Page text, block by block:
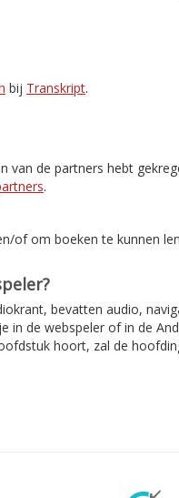
bij Transkript.
van de partners hebt
.
of om boeken te kunnen
bevatten audio,
in de webspeler of in de
hoort, zal de